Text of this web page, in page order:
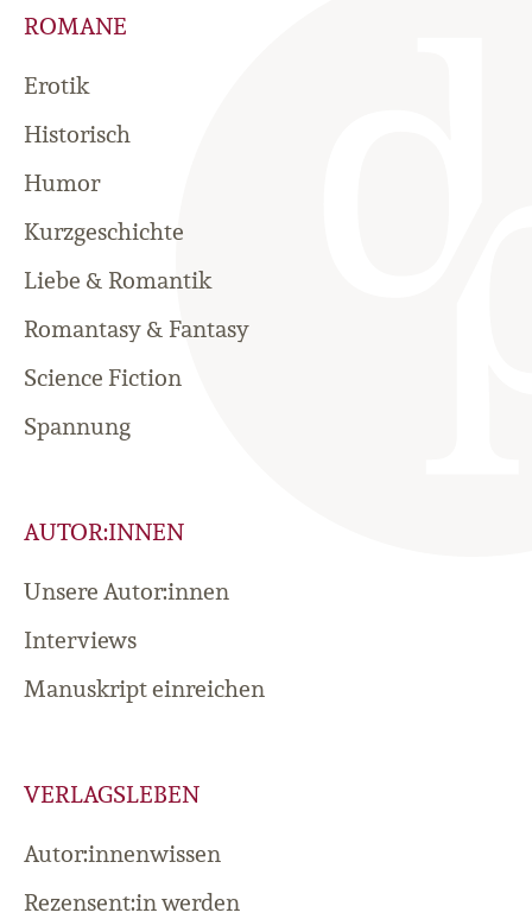
ROMANE
Erotik
Historisch
Humor
Kurzgeschichte
Liebe & Romantik
Romantasy & Fantasy
Science Fiction
Spannung
AUTOR:INNEN
Unsere Autor:innen
Interviews
Manuskript einreichen
VERLAGSLEBEN
Autor:innenwissen
Rezensent:in werden